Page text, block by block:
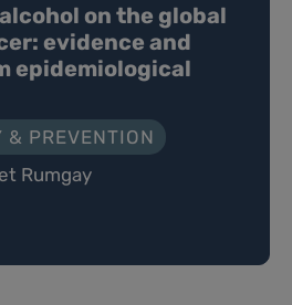
on the global
evidence and
epidemiological
& PREVENTION
Rumgay